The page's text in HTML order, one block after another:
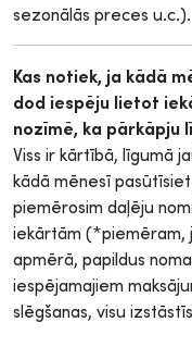
sezonālās preces u.c.).
Kas notiek, ja kādā
dod iespēju lietot
nozīmē, ka pārkāpju
Viss ir kārtībā, līgumā
kādā mēnesī
piemērosim daļēju
iekārtām (*piemēram,
apmērā, papildus
iespējamajiem
slēgšanas, visu